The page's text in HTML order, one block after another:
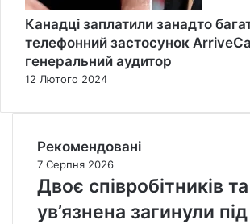
Канадці заплатили занадто
телефонний застосунок
генеральний аудитор
12 Лютого 2024
Рекомендовані
7 Серпня 2026
Двоє співробітників та
ув’язнена загинули